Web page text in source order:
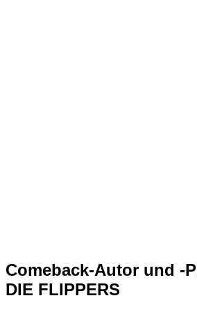
Comeback-Autor und -
DIE FLIPPERS